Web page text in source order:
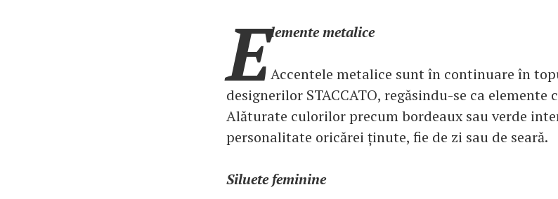
Elemente metalice
Accentele metalice sunt în continuare în
designerilor STACCATO, regăsindu-se ca
Alăturate culorilor precum bordeaux sau verde
personalitate oricărei ținute, fie de zi sau de seară.
Siluete feminine